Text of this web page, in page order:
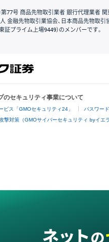
77号 商品先物取引業者 銀行代理業者
金融先物取引業協会、日本商品先物取引
プライム上場9449）のメンバーです。
のセキュリティ事業について
ビス「GMOセキュリティ24」
パスワー
撃対策（GMOサイバーセキュリティ byイエ